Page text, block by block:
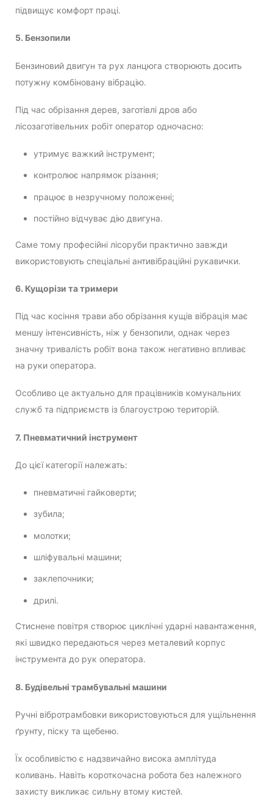
підвищує комфорт праці.
5. Бензопили
Бензиновий двигун та рух ланцюга створюють досить
потужну комбіновану вібрацію.
Під час обрізання дерев, заготівлі дров або
лісозаготівельних робіт оператор одночасно:
утримує важкий інструмент;
контролює напрямок різання;
працює в незручному положенні;
постійно відчуває дію двигуна.
Саме тому професійні лісоруби практично завжди
використовують спеціальні антивібраційні рукавички.
6. Кущорізи та тримери
Під час косіння трави або обрізання кущів вібрація має
меншу інтенсивність, ніж у бензопили, однак через
значну тривалість робіт вона також негативно впливає
на руки оператора.
Особливо це актуально для працівників комунальних
служб та підприємств із благоустрою територій.
7. Пневматичний інструмент
До цієї категорії належать:
пневматичні гайковерти;
зубила;
молотки;
шліфувальні машини;
заклепочники;
дрилі.
Стиснене повітря створює циклічні ударні навантаження,
які швидко передаються через металевий корпус
інструмента до рук оператора.
8. Будівельні трамбувальні машини
Ручні вібротрамбовки використовуються для ущільнення
ґрунту, піску та щебеню.
Їх особливістю є надзвичайно висока амплітуда
коливань. Навіть короткочасна робота без належного
захисту викликає сильну втому кистей.